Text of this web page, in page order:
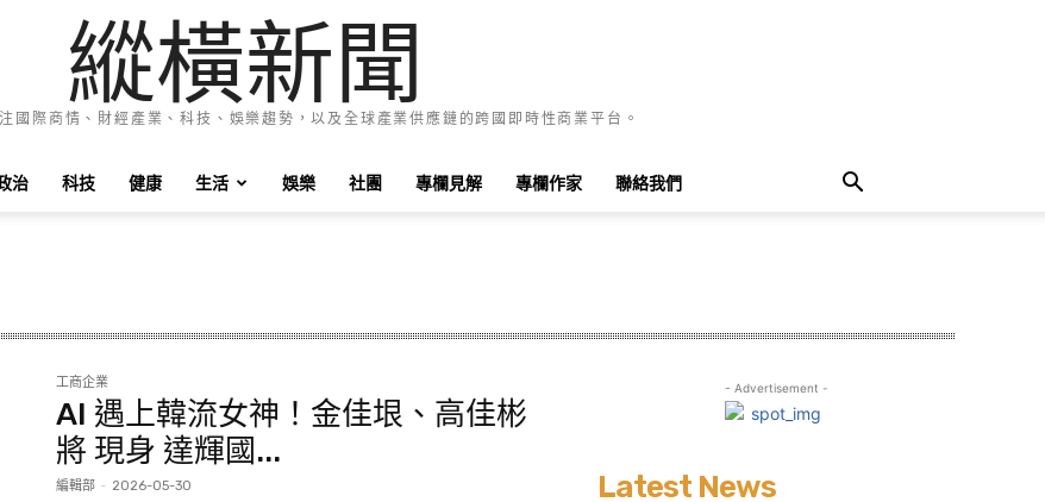
縱橫新聞
國際商情、財經產業、科技、娛樂趨勢，以及全球產業供應鏈的跨國即時性商業平台。
治 科技 健康 生活 娛樂 社團 專欄見解 專欄作家 聯絡我們
工商企業
AI 遇上韓流女神！金佳垠、高佳彬
將 現身 達輝國...
編輯部 - 2026-05-30
- Advertisement -
Latest News